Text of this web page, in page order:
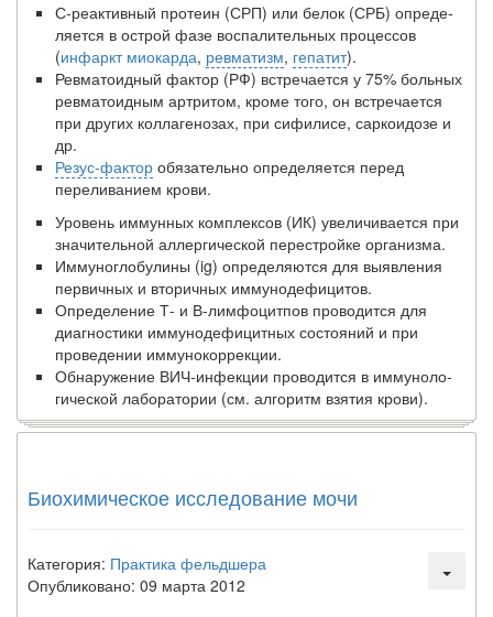
С-реактивный протеин (СРП) или белок (СРБ) опреде­
ляется в острой фазе воспалительных процессов
(инфаркт миокарда, ревматизм, гепатит).
Ревматоидный фактор (РФ) встречается у 75% боль­ных
ревматоидным артритом, кроме того, он встречается
при других коллагенозах, при сифилисе, саркоидозе и
др.
Резус-фактор обязательно определяется перед
перели­ванием крови.
Уровень иммунных комплексов (ИК) увеличивается при
значительной аллергической перестройке организма.
Иммуноглобулины (ig) определяются для выявления
первичных и вторичных иммунодефицитов.
Определение Т- и В-лимфоцитпов проводится для
диаг­ностики иммунодефицитных состояний и при
проведении иммунокоррекции.
Обнаружение ВИЧ-инфекции проводится в иммуноло­
гической лаборатории (см. алгоритм взятия крови).
Биохимическое исследование мочи
Категория: Практика фельдшера
Опубликовано: 09 марта 2012